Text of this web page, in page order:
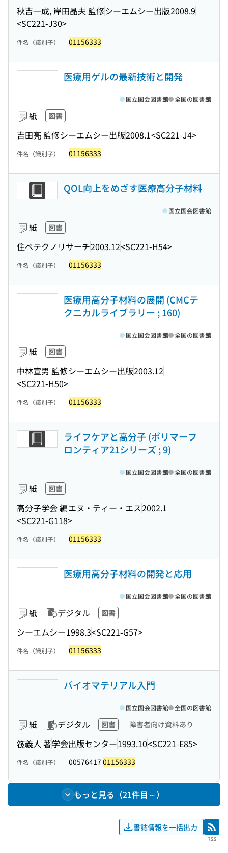
秋吉一成, 岸田晶夫 監修シーエムシー出版2008.9
<SC221-J30>
件名（識別子） 01156333
医療用ゲルの最新技術と開発
紙 図書
吉田亮 監修シーエムシー出版2008.1<SC221-J4>
国立国会図書館 全国の図書館
件名（識別子） 01156333
QOL向上をめざす医療高分子材料
紙 図書
住ベテクノリサーチ2003.12<SC221-H54>
国立国会図書館
件名（識別子） 01156333
医療用高分子材料の展開 (CMCテ
クニカルライブラリー ; 160)
紙 図書
中林宣男 監修シーエムシー出版2003.12
<SC221-H50>
国立国会図書館 全国の図書館
件名（識別子） 01156333
ライフケアと高分子 (ポリマーフ
ロンティア21シリーズ ; 9)
紙 図書
高分子学会 編エヌ・ティー・エス2002.1
<SC221-G118>
国立国会図書館 全国の図書館
件名（識別子） 01156333
医療用高分子材料の開発と応用
紙 デジタル 図書
シーエムシー1998.3<SC221-G57>
国立国会図書館 全国の図書館
件名（識別子） 01156333
バイオマテリアル入門
紙 デジタル 図書 障害者向け資料あり
筏義人 著学会出版センター1993.10<SC221-E85>
国立国会図書館 全国の図書館
件名（識別子） 00576417 01156333
もっと見る（21件目～）
書誌情報を一括出力 RSS
RSS